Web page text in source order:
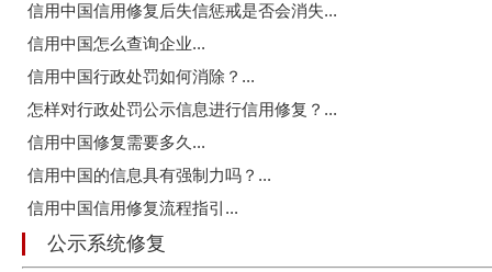
信用中国信用修复后失信惩戒是否会消失...
信用中国怎么查询企业...
信用中国行政处罚如何消除？...
怎样对行政处罚公示信息进行信用修复？...
信用中国修复需要多久...
信用中国的信息具有强制力吗？...
信用中国信用修复流程指引...
公示系统修复